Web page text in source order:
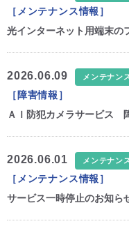
［メンテナンス情報］
光インターネット用端末の
2026.06.09 メンテナン
［障害情報］
ＡＩ防犯カメラサービス
2026.06.01 メンテナン
［メンテナンス情報］
サービス一時停止のお知ら